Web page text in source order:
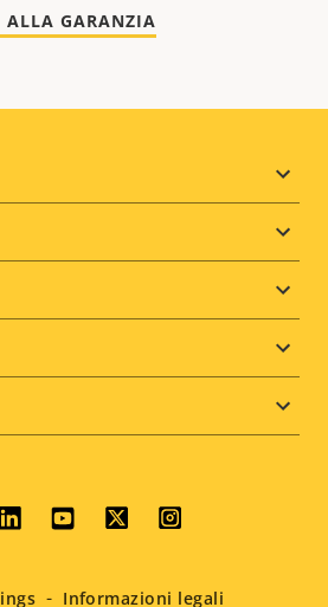
ALLA GARANZIA
Informazioni legali